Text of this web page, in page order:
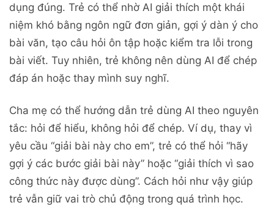
dụng đúng. Trẻ có thể nhờ AI giải thích một khái
niệm khó bằng ngôn ngữ đơn giản, gợi ý dàn ý cho
bài văn, tạo câu hỏi ôn tập hoặc kiểm tra lỗi trong
bài viết. Tuy nhiên, trẻ không nên dùng AI để chép
đáp án hoặc thay mình suy nghĩ.
Cha mẹ có thể hướng dẫn trẻ dùng AI theo nguyên
tắc: hỏi để hiểu, không hỏi để chép. Ví dụ, thay vì
yêu cầu “giải bài này cho em”, trẻ có thể hỏi “hãy
gợi ý các bước giải bài này” hoặc “giải thích vì sao
công thức này được dùng”. Cách hỏi như vậy giúp
trẻ vẫn giữ vai trò chủ động trong quá trình học.